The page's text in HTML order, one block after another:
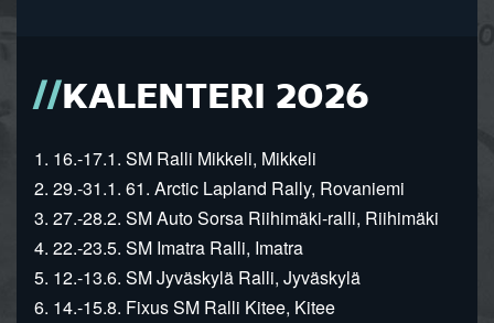
KALENTERI 2026
1. 16.-17.1. SM Ralli Mikkeli, Mikkeli
2. 29.-31.1. 61. Arctic Lapland Rally, Rovaniemi
3. 27.-28.2. SM Auto Sorsa Riihimäki-ralli, Riihimäki
4. 22.-23.5. SM Imatra Ralli, Imatra
5. 12.-13.6. SM Jyväskylä Ralli, Jyväskylä
6. 14.-15.8. Fixus SM Ralli Kitee, Kitee